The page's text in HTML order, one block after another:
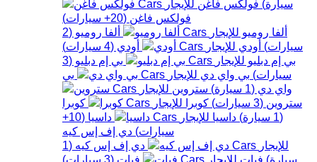
سيارة) فولكس فاغن
فولكس فاغن (
20+ سيارات)
ألفا روميو
ألفا روميو (
2
سيارات) أودي أودي (
4 سيارات)
بي إم دبليو
بي إم دبليو (
3
سيارات) بي واي دي
بي
واي دي (
1 سيارة) ستروين
ستروين (
3 سيارات) كوبرا
كوبرا
(
1 سيارة) داسيا داسيا (
10+
سيارات) دي إف إس كيه
دي إف إس كيه (
1